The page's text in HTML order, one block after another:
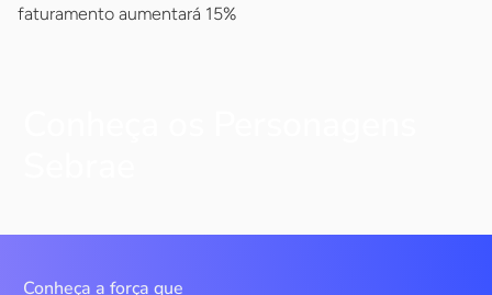
faturamento aumentará 15%
Conheça a força que